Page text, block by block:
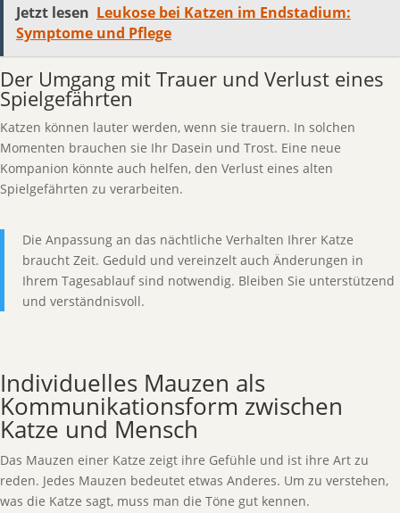
Jetzt lesen Leukose bei Katzen im Endstadium:
Symptome und Pflege
Der Umgang mit Trauer und Verlust eines
Spielgefährten
Katzen können lauter werden, wenn sie trauern. In solchen
Momenten brauchen sie Ihr Dasein und Trost. Eine neue
Kompanion könnte auch helfen, den Verlust eines alten
Spielgefährten zu verarbeiten.
Die Anpassung an das nächtliche Verhalten Ihrer Katze
braucht Zeit. Geduld und vereinzelt auch Änderungen in
Ihrem Tagesablauf sind notwendig. Bleiben Sie unterstützend
und verständnisvoll.
Individuelles Mauzen als
Kommunikationsform zwischen
Katze und Mensch
Das Mauzen einer Katze zeigt ihre Gefühle und ist ihre Art zu
reden. Jedes Mauzen bedeutet etwas Anderes. Um zu verstehen,
was die Katze sagt, muss man die Töne gut kennen.